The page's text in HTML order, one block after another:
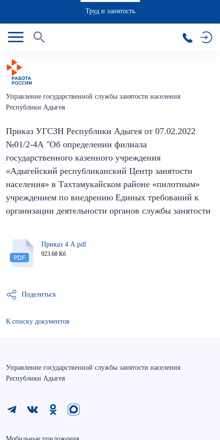
Труд и занятость
Управление государственной службы занятости населения
Республики Адыгея
Приказ УГСЗН Республики Адыгея от 07.02.2022
№01/2-4А "Об определении филиала
государственного казенного учреждения
«Адыгейский республиканский Центр занятости
населения» в Тахтамукайском районе «пилотным»
учреждением по внедрению Единых требований к
организации деятельности органов службы занятости
Приказ 4 А.pdf
923.68 Кб
Поделиться
К списку документов
Управление государственной службы занятости населения
Республики Адыгея